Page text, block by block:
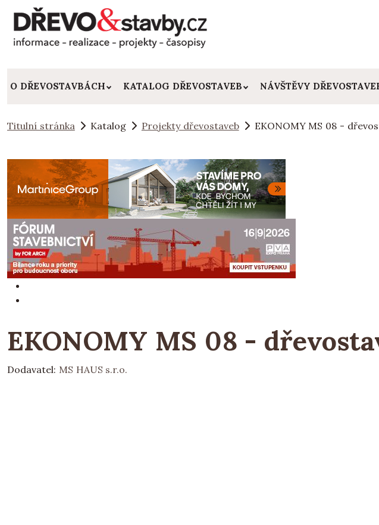
O DŘEVOSTAVBÁCH KATALOG DŘEVOSTAVEB NÁVŠTĚVY
Titulní stránka Katalog Projekty dřevostaveb EKONOMY MS 08 -
EKONOMY MS 08 -
Dodavatel: MS HAUS s.r.o.